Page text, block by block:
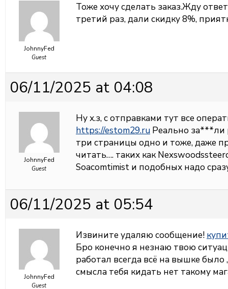
JohnnyFed
Guest
Тоже хочу сделать заказ.Жду
третий раз, дали скидку 8%,
06/11/2025 at 04:08
JohnnyFed
Guest
Ну х.з, с отправками тут все
https://estom29.ru Реально за***ли
три страницы одно и тоже, даже
читать…. таких как
Soacomtimist и подобных надо
06/11/2025 at 05:54
JohnnyFed
Guest
Извините удаляю сообщение!
Бро конечно я незнаю твою
работал всегда всё на вышке
смысла тебя кидать нет такому